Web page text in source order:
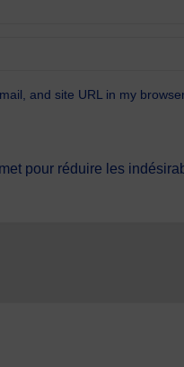
and site URL in my
pour réduire les